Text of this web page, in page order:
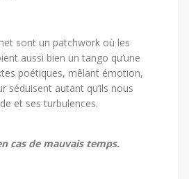
sont un patchwork où les
aussi bien un tango qu’une
poétiques, mêlant émotion,
séduisent autant qu’ils nous
et ses turbulences.
cas de mauvais temps.